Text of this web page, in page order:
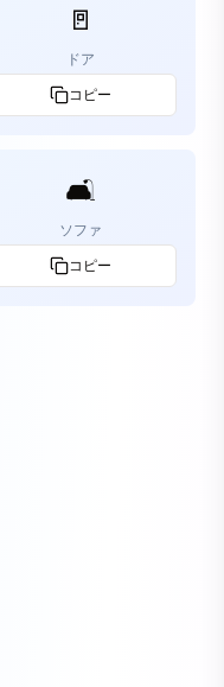
🚪
ドア
コピー
🛋️
ソファ
コピー